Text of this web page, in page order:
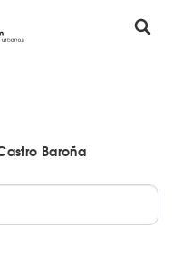
Baroña